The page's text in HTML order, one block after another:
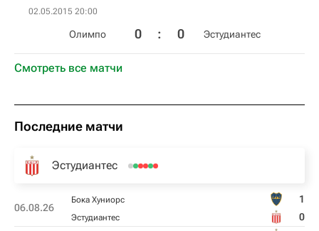
02.05.2015 20:00
Олимпо 0 : 0 Эстудиантес
Смотреть все матчи
Последние матчи
Эстудиантес
06.08.26
Бока Хуниорс 1
Эстудиантес 0